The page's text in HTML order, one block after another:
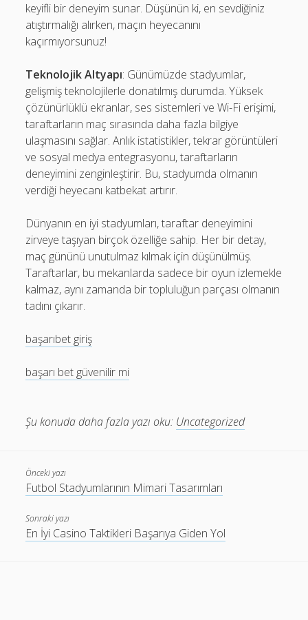
keyifli bir deneyim sunar. Düşünün ki, en sevdiğiniz
atıştırmalığı alırken, maçın heyecanını
kaçırmıyorsunuz!
Teknolojik Altyapı: Günümüzde stadyumlar,
gelişmiş teknolojilerle donatılmış durumda. Yüksek
çözünürlüklü ekranlar, ses sistemleri ve Wi-Fi erişimi,
taraftarların maç sırasında daha fazla bilgiye
ulaşmasını sağlar. Anlık istatistikler, tekrar görüntüleri
ve sosyal medya entegrasyonu, taraftarların
deneyimini zenginleştirir. Bu, stadyumda olmanın
verdiği heyecanı katbekat artırır.
Dünyanın en iyi stadyumları, taraftar deneyimini
zirveye taşıyan birçok özelliğe sahip. Her bir detay,
maç gününü unutulmaz kılmak için düşünülmüş.
Taraftarlar, bu mekanlarda sadece bir oyun izlemekle
kalmaz, aynı zamanda bir topluluğun parçası olmanın
tadını çıkarır.
başarıbet giriş
başarı bet güvenilir mi
Şu konuda daha fazla yazı oku: Uncategorized
Önceki yazı
Futbol Stadyumlarının Mimari Tasarımları
Sonraki yazı
En İyi Casino Taktikleri Başarıya Giden Yol